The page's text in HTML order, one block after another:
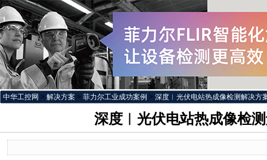
中华工控网 > 解决方案 > 菲力尔工业成功案例 > 深度︱光伏电站热成像检测解决方
深度︱光伏电站热成像检